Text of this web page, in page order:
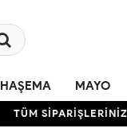
HAŞEMA MAYO
TÜM